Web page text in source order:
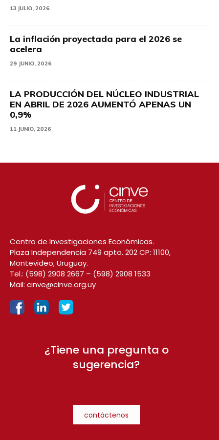
13 JULIO, 2026
La inflación proyectada para el 2026 se
acelera
29 JUNIO, 2026
LA PRODUCCIÓN DEL NÚCLEO INDUSTRIAL
EN ABRIL DE 2026 AUMENTÓ APENAS UN
0,9%
11 JUNIO, 2026
Centro de Investigaciones Económicas.
Plaza Independencia 749 apto. 202 CP: 11100,
Montevideo, Uruguay.
Tel.: (598) 2908 2667 – (598) 2908 1533
Mail: cinve@cinve.org.uy
¿Tiene una pregunta o
sugerencia?
contáctenos